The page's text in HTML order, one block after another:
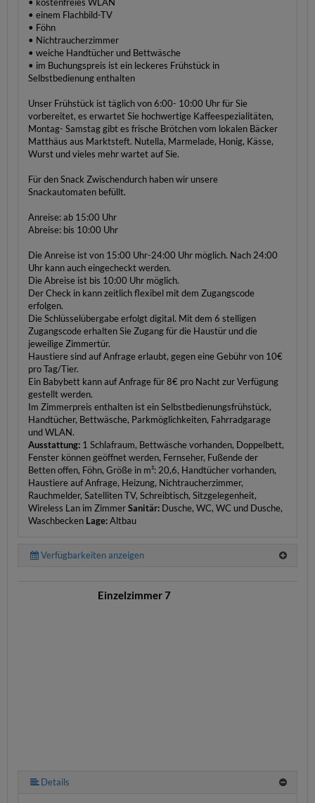
• einem Flachbild-TV
• Föhn
• Nichtraucherzimmer
• weiche Handtücher und Bettwäsche
• im Buchungspreis ist ein leckeres Frühstück in
Selbstbedienung enthalten
Unser Frühstück ist täglich von 6:00- 10:00 Uhr für Sie
vorbereitet, es erwartet Sie hochwertige Kaffeespezialitäten,
Montag- Samstag gibt es frische Brötchen vom lokalen Bäcker
Matthäus aus Marktsteft. Nutella, Marmelade, Honig, Kässe,
Wurst und vieles mehr wartet auf Sie.
Für den Snack Zwischendurch haben wir unsere
Snackautomaten befüllt.
Anreise: ab 15:00 Uhr
Abreise: bis 10:00 Uhr
Die Anreise ist von 15:00 Uhr-24:00 Uhr möglich. Nach 24:00
Uhr kann auch eingecheckt werden.
Die Abreise ist bis 10:00 Uhr möglich.
Der Check in kann zeitlich flexibel mit dem Zugangscode
erfolgen.
Die Schlüsselübergabe erfolgt digital. Mit dem 6 stelligen
Zugangscode erhalten Sie Zugang für die Haustür und die
jeweilige Zimmertür.
Haustiere sind auf Anfrage erlaubt, gegen eine Gebühr von 10€
pro Tag/Tier.
Ein Babybett kann auf Anfrage für 8€ pro Nacht zur Verfügung
gestellt werden.
Im Zimmerpreis enthalten ist ein Selbstbedienungsfrühstück,
Handtücher, Bettwäsche, Parkmöglichkeiten, Fahrradgarage
und WLAN.
Ausstattung: 1 Schlafraum, Bettwäsche vorhanden, Doppelbett,
Fenster können geöffnet werden, Fernseher, Fußende der
Betten offen, Föhn, Größe in m²: 20,6, Handtücher vorhanden,
Haustiere auf Anfrage, Heizung, Nichtraucherzimmer,
Rauchmelder, Satelliten TV, Schreibtisch, Sitzgelegenheit,
Wireless Lan im ZimmerSanitär: Dusche, WC, WC und Dusche,
Waschbecken Lage:Altbau
Verfügbarkeiten anzeigen
Einzelzimmer 7
Details